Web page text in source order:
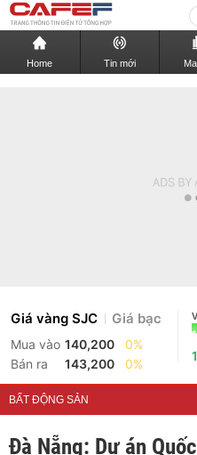
Home Tin mới
Giá vàng SJC Giá bạc
Mua vào 140,200
0%
Bán ra
143,200 0%
BẤT ĐỘNG SẢN
Đà Nẵng: Dự án